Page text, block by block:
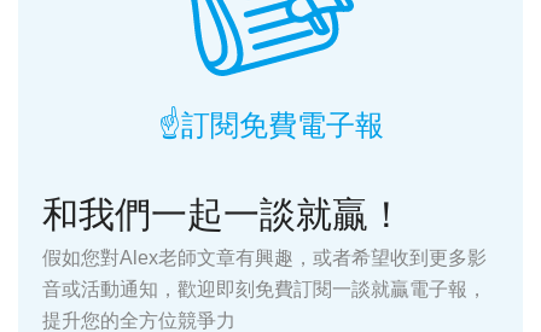
☝️訂閱免費電子報
和我們一起一談就贏！
假如您對Alex老師文章有興趣，或者希望收到更多影
音或活動通知，歡迎即刻免費訂閱一談就贏電子報，
提升您的全方位競爭力